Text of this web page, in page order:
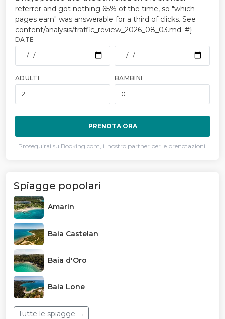
referrer and got nothing 65% of the time, so "which
pages earn" was answerable for a third of clicks. See
content/analysis/traffic_review_2026_08_03.md. #}
DATE
ADULTI BAMBINI
PRENOTA ORA
Proseguirai su Booking.com, il nostro partner per le prenotazioni.
Spiagge popolari
Amarin
Baia Castelan
Baia d'Oro
Baia Lone
Tutte le spiagge →